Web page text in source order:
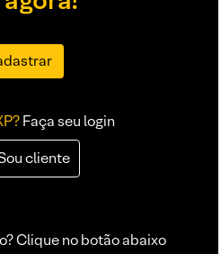
Faça seu login
cliente
Clique no botão abaixo